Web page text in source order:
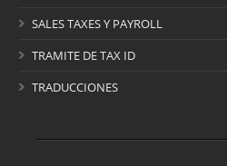
SALES TAXES Y PAYROLL
TRAMITE DE TAX ID
TRADUCCIONES